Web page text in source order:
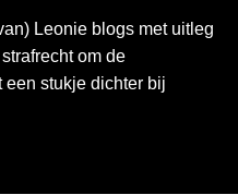
Leonie blogs met uitleg
om de
een stukje dichter bij